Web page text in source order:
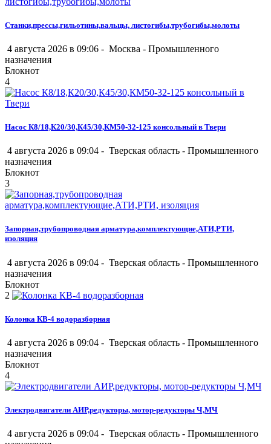
Станки,прессы,гильотины,вальцы, листогибы,трубогибы,молоты
4 августа 2026 в 09:06 - Москва - Промышленного
назначения
Блокнот
4
Насос К8/18,К20/30,К45/30,КМ50-32-125 консольный в Твери
4 августа 2026 в 09:04 - Тверская область - Промышленного
назначения
Блокнот
3
Запорная,трубопроводная арматура,комплектующие,АТИ,РТИ,
изоляция
4 августа 2026 в 09:04 - Тверская область - Промышленного
назначения
Блокнот
2
Колонка КВ-4 водоразборная
4 августа 2026 в 09:04 - Тверская область - Промышленного
назначения
Блокнот
4
Электродвигатели АИР,редукторы, мотор-редукторы Ч,МЧ
4 августа 2026 в 09:04 - Тверская область - Промышленного